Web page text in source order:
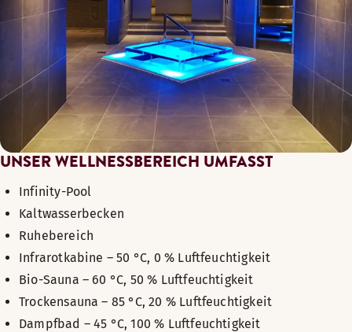
UNSER WELLNESSBEREICH UMFASST
Infinity-Pool
Kaltwasserbecken
Ruhebereich
Infrarotkabine – 50 °C, 0 % Luftfeuchtigkeit
Bio-Sauna – 60 °C, 50 % Luftfeuchtigkeit
Trockensauna – 85 °C, 20 % Luftfeuchtigkeit
Dampfbad – 45 °C, 100 % Luftfeuchtigkeit